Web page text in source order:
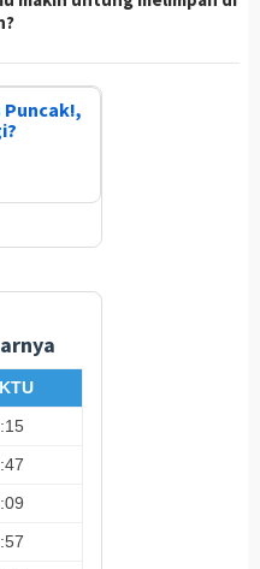
Puncak!,